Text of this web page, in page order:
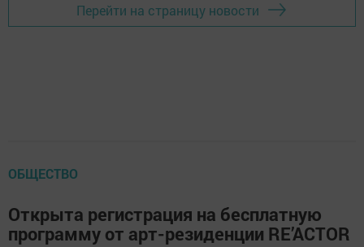
Перейти на страницу новости
ОБЩЕСТВО
Открыта регистрация на бесплатную
программу от арт-резиденции RE’ACTOR